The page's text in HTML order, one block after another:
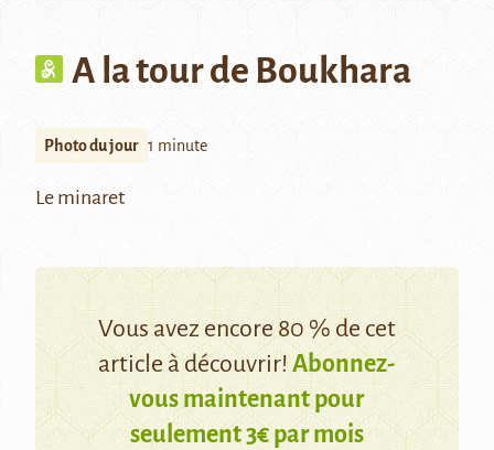
A la tour de Boukhara
Photo du jour 1 minute
Le minaret
Vous avez encore 80 % de cet
article à découvrir!Abonnez-
vous maintenant pour
seulement 3€ par mois